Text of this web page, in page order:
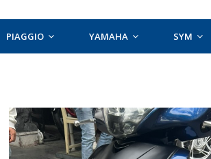
PIAGGIO YAMAHA SYM